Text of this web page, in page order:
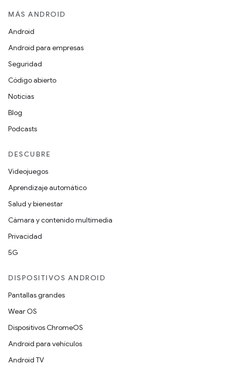
MÁS ANDROID
Android
Android para empresas
Seguridad
Código abierto
Noticias
Blog
Podcasts
DESCUBRE
Videojuegos
Aprendizaje automático
Salud y bienestar
Cámara y contenido multimedia
Privacidad
5G
DISPOSITIVOS ANDROID
Pantallas grandes
Wear OS
Dispositivos ChromeOS
Android para vehículos
Android TV